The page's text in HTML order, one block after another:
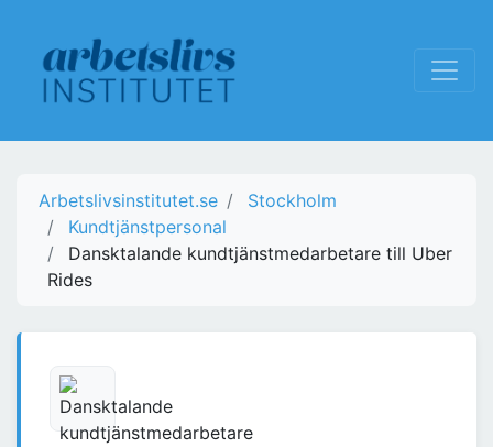
Arbetslivsinstitutet.se
Stockholm
Kundtjänstpersonal
Dansktalande kundtjänstmedarbetare till Uber
Rides